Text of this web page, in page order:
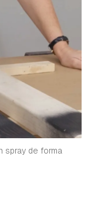
spray de forma